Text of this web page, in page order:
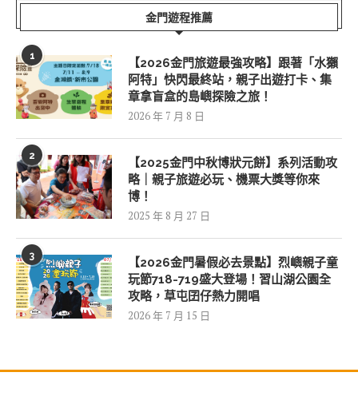
金門遊程推薦
1
【2026金門旅遊最強攻略】跟著「水獺
阿特」快閃最終站，親子出遊打卡、集
章拿盲盒的島嶼探險之旅！
2026 年 7 月 8 日
2
【2025金門中秋博狀元餅】系列活動攻
略｜親子旅遊必玩、機票大獎等你來
博！
2025 年 8 月 27 日
3
【2026金門暑假必去景點】烈嶼親子童
玩節718-719盛大登場！習山湖公園全
攻略，草屯囝仔熱力開唱
2026 年 7 月 15 日